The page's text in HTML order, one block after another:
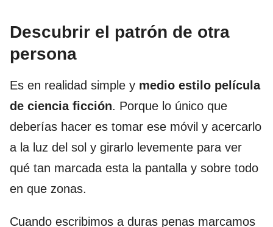
Descubrir el patrón de otra
persona
Es en realidad simple y medio estilo película
de ciencia ficción. Porque lo único que
deberías hacer es tomar ese móvil y acercarlo
a la luz del sol y girarlo levemente para ver
qué tan marcada esta la pantalla y sobre todo
en que zonas.
Cuando escribimos a duras penas marcamos